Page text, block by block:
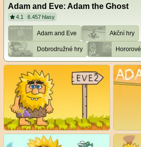
Adam and Eve: Adam the Ghost
4.1 6.457 hlasy
Adam and Eve Akční hry
Dobrodružné hry Hororové